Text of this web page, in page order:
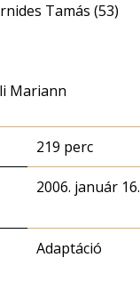
Tamás (53)
Mariann
219 perc
2006. január 16.
Adaptáció